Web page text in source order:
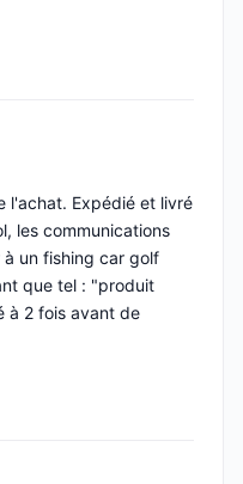
l'achat. Expédié et livré
les communications
un fishing car golf
que tel : "produit
à 2 fois avant de